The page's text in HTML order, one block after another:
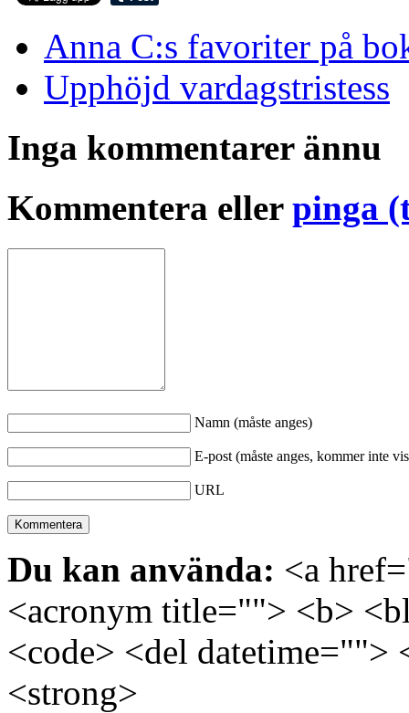
Anna C:s favoriter på
Upphöjd vardagstristess
Inga kommentarer ännu
Kommentera eller pinga
Namn (måste anges)
E-post (måste anges, kommer inte
URL
Du kan använda: <a
<acronym title=""> <b>
<code> <del
<strong>